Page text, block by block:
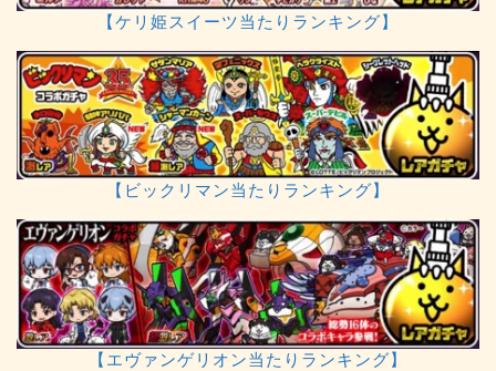
【ケリ姫スイーツ当たりランキング】
【ビックリマン当たりランキング】
【エヴァンゲリオン当たりランキング】